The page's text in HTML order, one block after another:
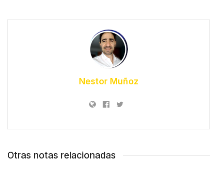
Nestor Muñoz
Otras notas relacionadas